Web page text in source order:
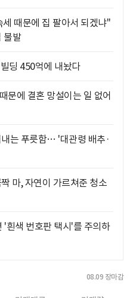
때문에 집 팔아서 되겠냐"
불발
딩 450억에 내놨다
문에 결혼 망설이는 일 없어
는 푸릇함… '대관령 배추·
마, 자연이 가르쳐준 청소
'흰색 번호판 택시'를 주의하
08.09 장마감